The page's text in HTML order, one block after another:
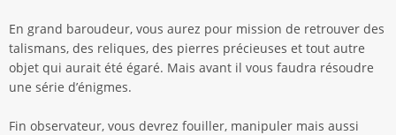
En grand baroudeur, vous aurez pour mission de retrouver des
talismans, des reliques, des pierres précieuses et tout autre
objet qui aurait été égaré. Mais avant il vous faudra résoudre
une série d’énigmes.
Fin observateur, vous devrez fouiller, manipuler mais aussi